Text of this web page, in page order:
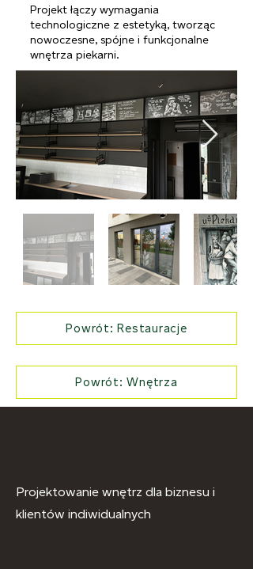
Projekt łączy wymagania
technologiczne z estetyką, tworząc
nowoczesne, spójne i funkcjonalne
wnętrza piekarni.
Powrót: Restauracje
Powrót: Wnętrza
Projektowanie wnętrz dla biznesu i
klientów indiwidualnych